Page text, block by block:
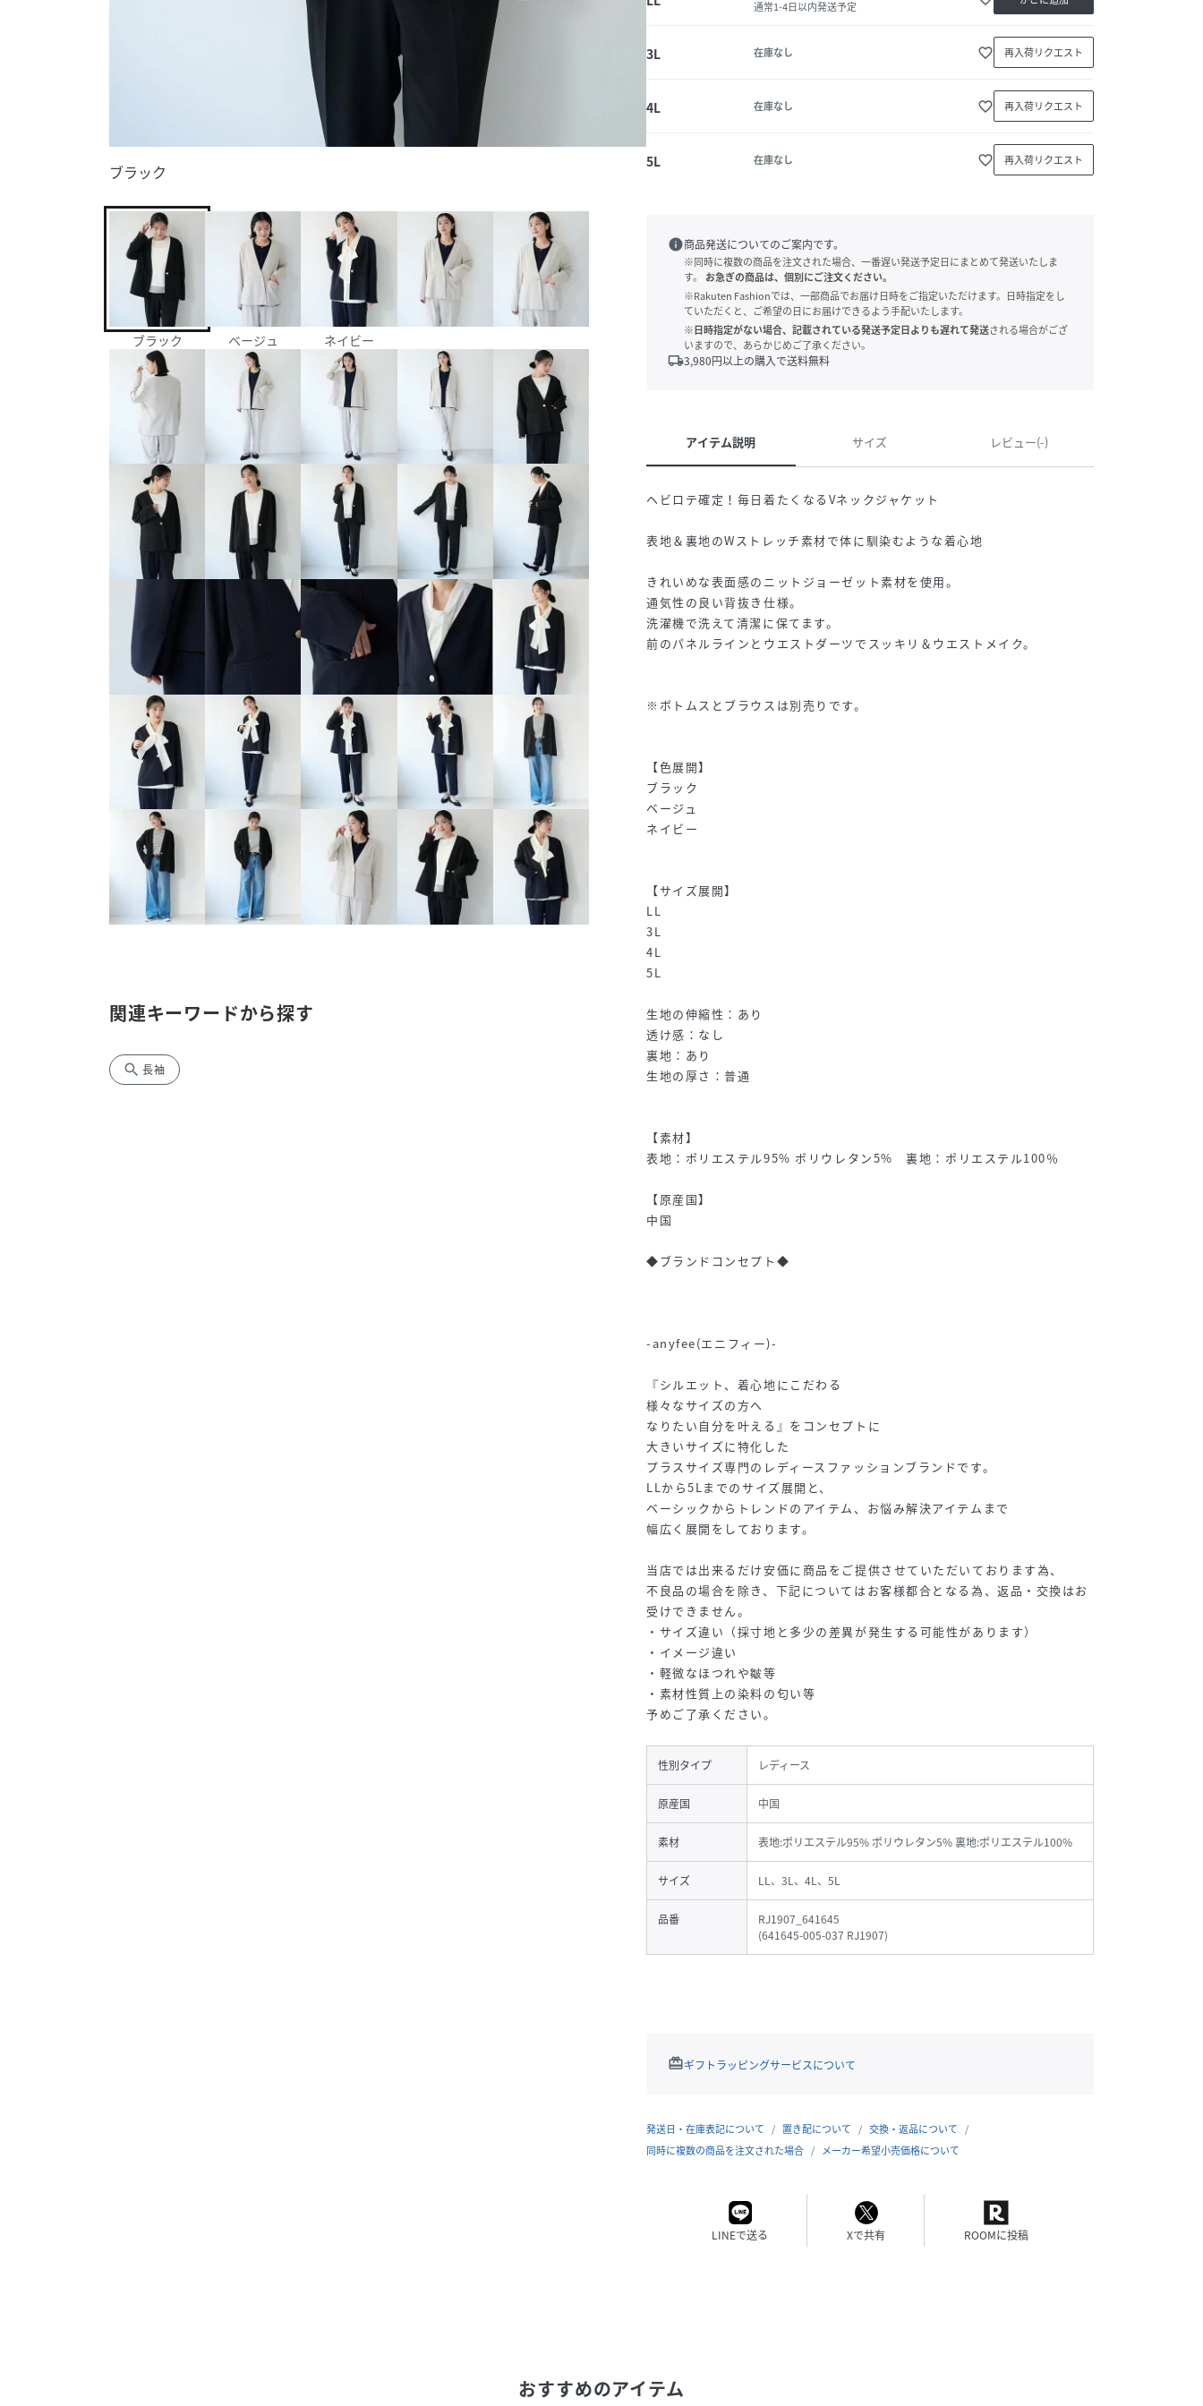
ブラック
ブラック ベージュ ネイビー
関連キーワードから探す
search 長袖
通常1-4日以内発送予定
3L 在庫なし favorite_border 再入荷リクエスト
4L 在庫なし favorite_border 再入荷リクエスト
5L 在庫なし favorite_border 再入荷リクエスト
info商品発送についてのご案内です。
※同時に複数の商品を注文された場合、一番遅い発送予定日にまとめて発送いたしま
す。
お急ぎの商品は、個別にご注文ください。
※Rakuten Fashionでは、一部商品でお届け日時をご指定いただけます。日時指定をし
ていただくと、ご希望の日にお届けできるよう手配いたします。
※日時指定がない場合、記載されている発送予定日よりも遅れて発送される場合がござ
いますので、あらかじめご了承ください。
local_shipping3,980円以上の購入で送料無料
アイテム説明 サイズ レビュー(-)
ヘビロテ確定！毎日着たくなるVネックジャケット
表地＆裏地のWストレッチ素材で体に馴染むような着心地
きれいめな表面感のニットジョーゼット素材を使用。
通気性の良い背抜き仕様。
洗濯機で洗えて清潔に保てます。
前のパネルラインとウエストダーツでスッキリ＆ウエストメイク。
※ボトムスとブラウスは別売りです。
【色展開】
ブラック
ベージュ
ネイビー
【サイズ展開】
LL
3L
4L
5L
生地の伸縮性：あり
透け感：なし
裏地：あり
生地の厚さ：普通
【素材】
表地：ポリエステル95% ポリウレタン5% 裏地：ポリエステル100％
【原産国】
中国
◆ブランドコンセプト◆
-anyfee(エニフィー)-
『シルエット、着心地にこだわる
様々なサイズの方へ
なりたい自分を叶える』をコンセプトに
大きいサイズに特化した
プラスサイズ専門のレディースファッションブランドです。
LLから5Lまでのサイズ展開と、
ベーシックからトレンドのアイテム、お悩み解決アイテムまで
幅広く展開をしております。
当店では出来るだけ安価に商品をご提供させていただいております為、
不良品の場合を除き、下記についてはお客様都合となる為、返品・交換はお
受けできません。
・サイズ違い（採寸地と多少の差異が発生する可能性があります）
・イメージ違い
・軽微なほつれや皺等
・素材性質上の染料の匂い等
予めご了承ください。
性別タイプ レディース
原産国 中国
素材 表地:ポリエステル95% ポリウレタン5% 裏地:ポリエステル100%
サイズ LL、3L、4L、5L
品番
RJ1907_641645
(641645-005-037 RJ1907)
redeemギフトラッピングサービスについて
発送日・在庫表記について 置き配について
交換・返品について
同時に複数の商品を注文された場合
メーカー希望小売価格について
LINEで送る Xで共有 ROOMに投稿
おすすめのアイテム